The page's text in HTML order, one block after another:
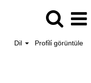
Dil Profi̇li̇ görüntüle